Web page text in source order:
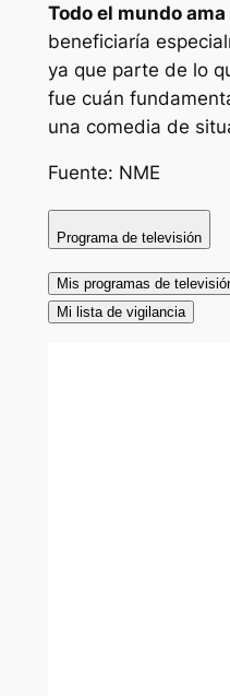
Todo el mundo ama
beneficiaría
ya que parte de lo
fue cuán
una comedia de
Fuente: NME
Programa de televisión
Mis programas de
Mi lista de vigilancia